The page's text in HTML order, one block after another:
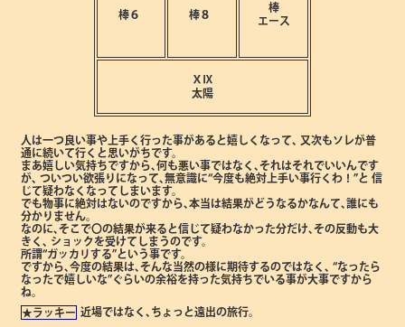
棒６ 棒８
棒
エース
ⅩⅨ
太陽
人は一つ良い事や上手く行った事があると嬉しくなって､
又次もソレが普
通に続いて行くと思いがちです。
まあ嬉しい気持ちですから､何も悪い事ではなく､それはそれでいいんです
が､ ついつい欲張りになって､無意識に“今度も絶対上手い事行くわ！”と 信
じて疑わなくなってしまいます。
でも物事に絶対はないのですから､本当は結果がどうなるかなんて､誰にも
分かりません。
なのに､そこで〇の結果が来ると信じて疑わなかった分だけ､その反動も大
きく､
ショックを受けてしまうのです。
所謂“ガッカリする”という事です。
ですから､今度の結果は､そんな当然の様に期待するのではなく､ “なったら
なったで嬉しいな”ぐらいの余裕を持った気持ちでいる事が大事ですから
ね。
★ラッキー 近場ではなく､ちょっと遠出の旅行。